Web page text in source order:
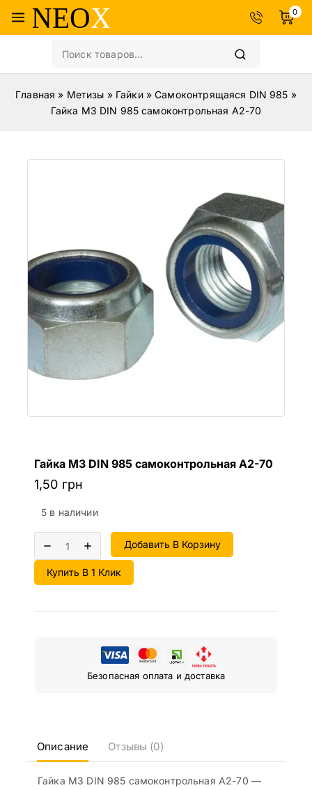
0
Главная » Метизы » Гайки»Самоконтрящаяся DIN 985 »
Гайка M3 DIN 985 самоконтрольная A2-70
Гайка M3 DIN 985 самоконтрольная A2-70
1,50 грн
5 в наличии
Добавить В Корзину
Купить В 1 Клик
Безопасная оплата и доставка
Описание Отзывы (0)
Гайка M3 DIN 985 самоконтрольная A2-70 —